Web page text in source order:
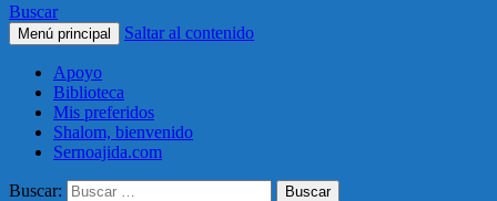
Buscar
Menú principal Saltar al contenido
Apoyo
Biblioteca
Mis preferidos
Shalom, bienvenido
Sernoajida.com
Buscar: